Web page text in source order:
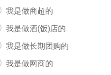
我是做商超的
我是做酒(饭)店的
我是做长期团购的
我是做网商的